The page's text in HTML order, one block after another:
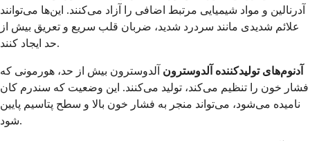
آدرنالین و مواد شیمیایی مرتبط اضافی را آزاد می‌کنند. این‌ها می‌توانند
علائم شدیدی مانند سردرد شدید، ضربان قلب سریع و تعریق بیش از
حد ایجاد کنند.
آدنوم‌های تولیدکننده آلدوسترون آلدوسترون بیش از حد، هورمونی که
فشار خون را تنظیم می‌کند، تولید می‌کنند. این وضعیت که سندرم کان
نامیده می‌شود، می‌تواند منجر به فشار خون بالا و سطح پتاسیم پایین
شود.